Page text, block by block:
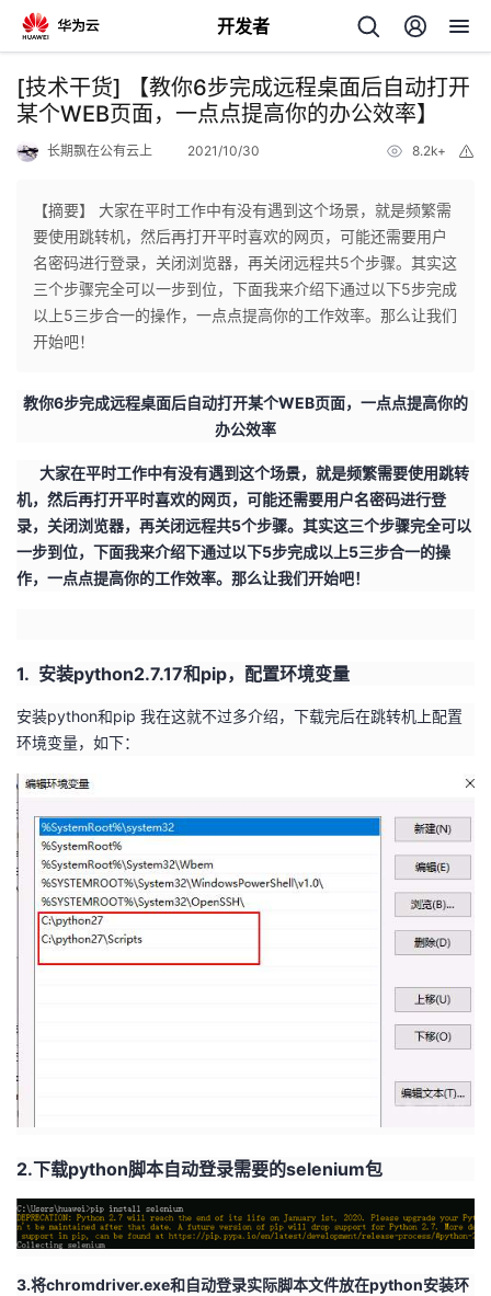
开发者
返
回
个
人
我
发
者
我
博
客
的
论
坛
我
的
圈
子
我
的
直
播
我
的
活
动
我
的
关
我
的
学
堂
我
我
持
我
[技术干货] 【教你6步完成远程桌面后自动打开
某个WEB页面，一点点提高你的办公效率】
长期飘在公有云上 2021/10/30 8.2k+
【摘要】 大家在平时工作中有没有遇到这个场景，就是频繁需
要使用跳转机，然后再打开平时喜欢的网页，可能还需要用户
名密码进行登录，关闭浏览器，再关闭远程共5个步骤。其实这
三个步骤完全可以一步到位，下面我来介绍下通过以下5步完成
以上5三步合一的操作，一点点提高你的工作效率。那么让我们
开始吧！
教你6步完成远程桌面后自动打开某个WEB页面，一点点提高你的
办公效率
大家在平时工作中有没有遇到这个场景，就是频繁需要使用跳转
机，然后再打开平时喜欢的网页，可能还需要用户名密码进行登
录，关闭浏览器，再关闭远程共5个步骤。其实这三个步骤完全可以
一步到位，下面我来介绍下通过以下5步完成以上5三步合一的操
作，一点点提高你的工作效率。那么让我们开始吧！
1. 安装python2.7.17和pip，配置环境变量
安装python和pip 我在这就不过多介绍，下载完后在跳转机上配置
环境变量，如下：
2.下载python脚本自动登录需要的selenium包
3.将chromdriver.exe和自动登录实际脚本文件放在python安装环